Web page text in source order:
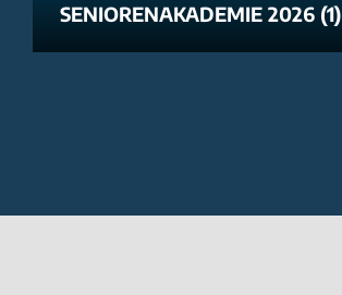
SENIORENAKADEMIE 2026 (1)